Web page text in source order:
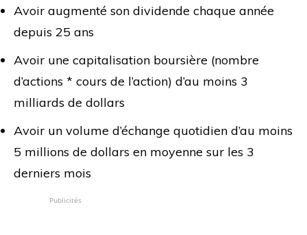
Avoir augmenté son dividende chaque année
depuis 25 ans
Avoir une capitalisation boursière (nombre
d’actions * cours de l’action) d’au moins 3
milliards de dollars
Avoir un volume d’échange quotidien d’au moins
5 millions de dollars en moyenne sur les 3
derniers mois
Publicités